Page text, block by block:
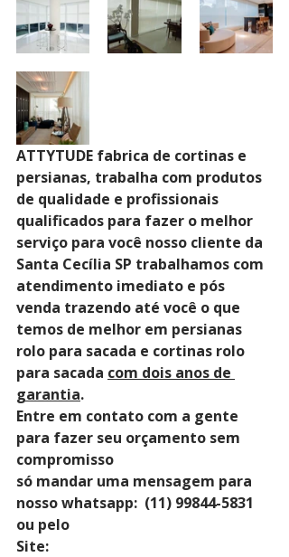
ATTYTUDE fabrica de cortinas e
persianas, trabalha com produtos
de qualidade e profissionais
qualificados para fazer o melhor
serviço para você nosso cliente da
Santa Cecília SP trabalhamos com
atendimento imediato e pós
venda trazendo até você o que
temos de melhor em persianas
rolo para sacada e cortinas rolo
para sacada com dois anos de
garantia.
Entre em contato com a gente
para fazer seu orçamento sem
compromisso
só mandar uma mensagem para
nosso whatsapp:  (11) 99844-5831
ou pelo
Site: